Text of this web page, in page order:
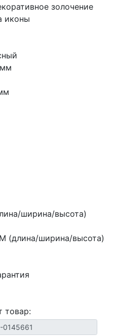
золочение
иконы
ширина/высота)
(длина/ширина/высота)
товар: